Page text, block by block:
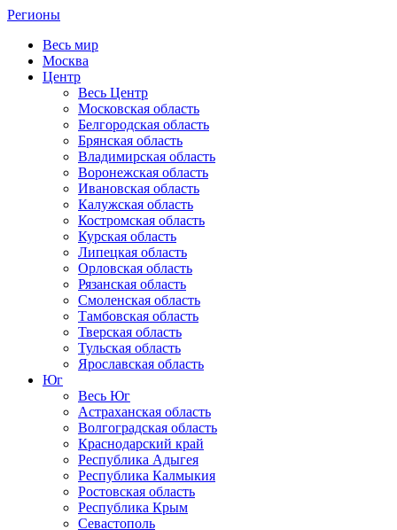
Регионы
Весь мир
Москва
Центр
Весь Центр
Московская область
Белгородская область
Брянская область
Владимирская область
Воронежская область
Ивановская область
Калужская область
Костромская область
Курская область
Липецкая область
Орловская область
Рязанская область
Смоленская область
Тамбовская область
Тверская область
Тульская область
Ярославская область
Юг
Весь Юг
Астраханская область
Волгоградская область
Краснодарский край
Республика Адыгея
Республика Калмыкия
Ростовская область
Республика Крым
Севастополь